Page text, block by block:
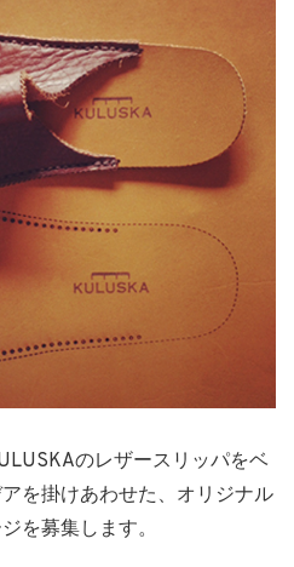
のレザースリッパをベ
を掛けあわせた、オリジナル
を募集します。